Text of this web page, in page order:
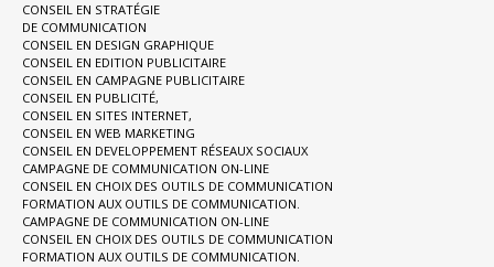
CONSEIL EN STRATÉGIE
DE COMMUNICATION
CONSEIL EN DESIGN GRAPHIQUE
CONSEIL EN EDITION PUBLICITAIRE
CONSEIL EN CAMPAGNE PUBLICITAIRE
CONSEIL EN PUBLICITÉ,
CONSEIL EN SITES INTERNET,
CONSEIL EN WEB MARKETING
CONSEIL EN DEVELOPPEMENT RÉSEAUX SOCIAUX
CAMPAGNE DE COMMUNICATION ON-LINE
CONSEIL EN CHOIX DES OUTILS DE COMMUNICATION
FORMATION AUX OUTILS DE COMMUNICATION.
CAMPAGNE DE COMMUNICATION ON-LINE
CONSEIL EN CHOIX DES OUTILS DE COMMUNICATION
FORMATION AUX OUTILS DE COMMUNICATION.